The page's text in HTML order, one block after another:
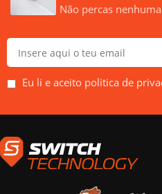
Não percas
Eu li e aceito politica de